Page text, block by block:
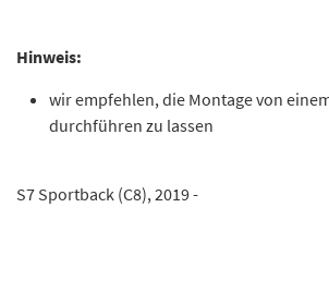
Hinweis:
wir empfehlen, die Montage von
durchführen zu lassen
S7 Sportback (C8), 2019 -